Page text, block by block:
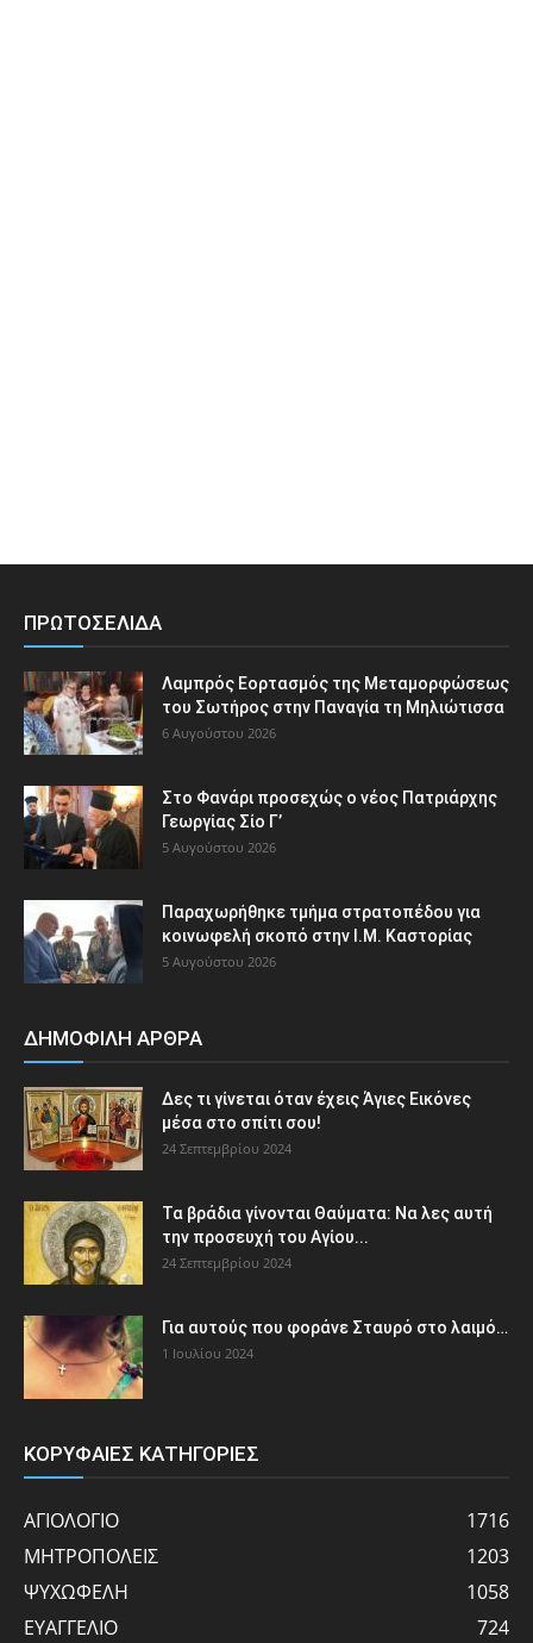
ΠΡΩΤΟΣΕΛΙΔΑ
Λαμπρός Εορτασμός της Μεταμορφώσεως
του Σωτήρος στην Παναγία τη Μηλιώτισσα
6 Αυγούστου 2026
Στο Φανάρι προσεχώς ο νέος Πατριάρχης
Γεωργίας Σίο Γ’
5 Αυγούστου 2026
Παραχωρήθηκε τμήμα στρατοπέδου για
κοινωφελή σκοπό στην Ι.Μ. Καστορίας
5 Αυγούστου 2026
ΔΗΜΟΦΙΛΗ ΑΡΘΡΑ
Δες τι γίνεται όταν έχεις Άγιες Εικόνες
μέσα στο σπίτι σου!
24 Σεπτεμβρίου 2024
Τα βράδια γίνονται Θαύματα: Να λες αυτή
την προσευχή του Αγίου...
24 Σεπτεμβρίου 2024
Για αυτούς που φοράνε Σταυρό στο λαιμό…
1 Ιουλίου 2024
ΚΟΡΥΦΑΙΕΣ ΚΑΤΗΓΟΡΙΕΣ
ΑΓΙΟΛΟΓΙΟ
1716
ΜΗΤΡΟΠΟΛΕΙΣ
1203
ΨΥΧΩΦΕΛΗ
1058
ΕΥΑΓΓΕΛΙΟ
724